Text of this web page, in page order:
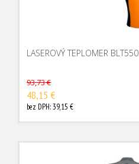
LASEROVÝ TEPLOMER BLT550
93,73 €
48,15 €
bez DPH: 39,15 €